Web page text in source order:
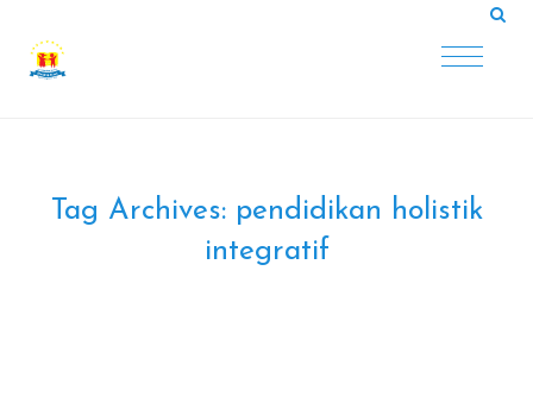
Tag Archives: pendidikan holistik
integratif